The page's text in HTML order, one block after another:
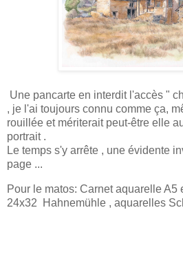
Une pancarte en interdit l'accès "
, je l'ai toujours connu comme ça,
rouillée et mériterait peut-être elle
portrait .
Le temps s'y arrête , une évidente
page ...
Pour le matos: Carnet aquarelle A5
24x32 Hahnemühle , aquarelles